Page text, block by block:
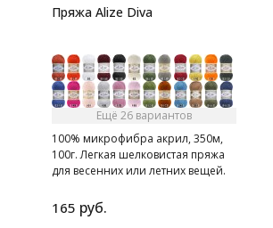
Пряжа Alize Diva
Ещё 26 вариантов
100% микрофибра акрил, 350м,
100г. Легкая шелковистая пряжа
для весенних или летних вещей.
165 руб.